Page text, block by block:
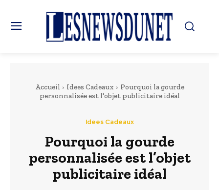
Accueil Idees Cadeaux
Pourquoi la gourde
personnalisée est l'objet publicitaire idéal
Idees Cadeaux
Pourquoi la gourde
personnalisée est l’objet
publicitaire idéal